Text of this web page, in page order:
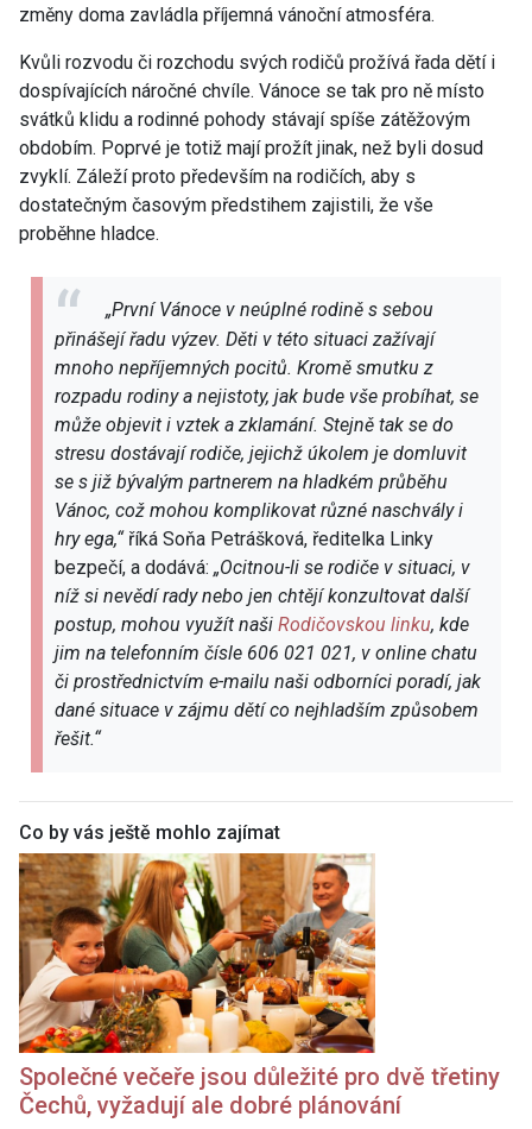
změny doma zavládla příjemná vánoční atmosféra.
Kvůli rozvodu či rozchodu svých rodičů prožívá řada dětí i
dospívajících náročné chvíle. Vánoce se tak pro ně místo
svátků klidu a rodinné pohody stávají spíše zátěžovým
obdobím. Poprvé je totiž mají prožít jinak, než byli dosud
zvyklí. Záleží proto především na rodičích, aby s
dostatečným časovým předstihem zajistili, že vše
proběhne hladce.
„První Vánoce v neúplné rodině s sebou
přinášejí řadu výzev. Děti v této situaci zažívají
mnoho nepříjemných pocitů. Kromě smutku z
rozpadu rodiny a nejistoty, jak bude vše probíhat, se
může objevit i vztek a zklamání. Stejně tak se do
stresu dostávají rodiče, jejichž úkolem je domluvit
se s již bývalým partnerem na hladkém průběhu
Vánoc, což mohou komplikovat různé naschvály i
hry ega,“říká Soňa Petrášková, ředitelka Linky
bezpečí, a dodává: „Ocitnou-li se rodiče v situaci, v
níž si nevědí rady nebo jen chtějí konzultovat další
postup, mohou využít naši Rodičovskou linku, kde
jim na telefonním čísle 606 021 021, v online chatu
či prostřednictvím e-mailu naši odborníci poradí, jak
dané situace v zájmu dětí co nejhladším způsobem
řešit.“
Co by vás ještě mohlo zajímat
Společné večeře jsou důležité pro dvě třetiny
Čechů, vyžadují ale dobré plánování